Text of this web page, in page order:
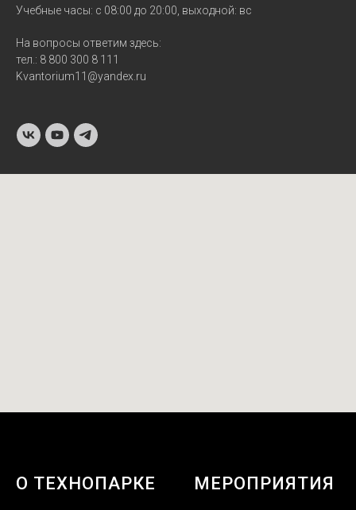
Учебные часы: с 08:00 до 20:00, выходной: вс
На вопросы ответим здесь:
тел.: 8 800 300 8 111
Kvantorium11@yandex.ru
О ТЕХНОПАРКЕ МЕРОПРИЯТИЯ